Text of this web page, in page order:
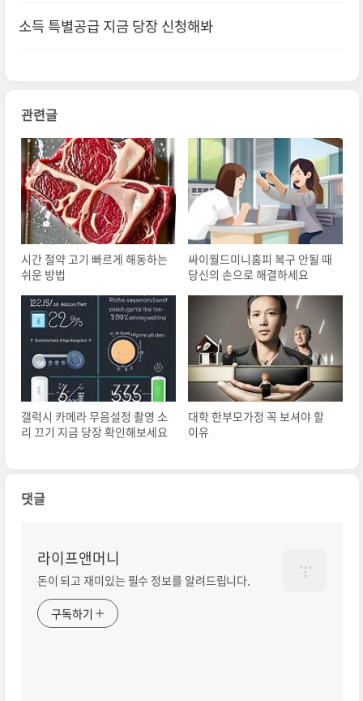
소득 특별공급 지금 당장 신청해봐
관련글
시간 절약 고기 빠르게 해동하는
쉬운 방법
싸이월드미니홈피 복구 안될 때
당신의 손으로 해결하세요
갤럭시 카메라 무음설정 촬영 소
리 끄기 지금 당장 확인해보세요
대학 한부모가정 꼭 보셔야 할
이유
댓글
라이프앤머니
돈이 되고 재미있는 필수 정보를 알려드립니다.
구독하기